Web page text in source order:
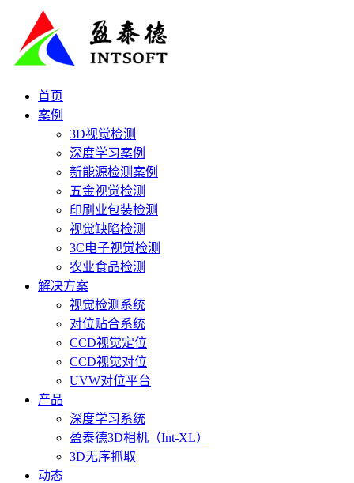
首页
案例
3D视觉检测
深度学习案例
新能源检测案例
五金视觉检测
印刷业包装检测
视觉缺陷检测
3C电子视觉检测
农业食品检测
解决方案
视觉检测系统
对位贴合系统
CCD视觉定位
CCD视觉对位
UVW对位平台
产品
深度学习系统
盈泰德3D相机（Int-XL）
3D无序抓取
动态